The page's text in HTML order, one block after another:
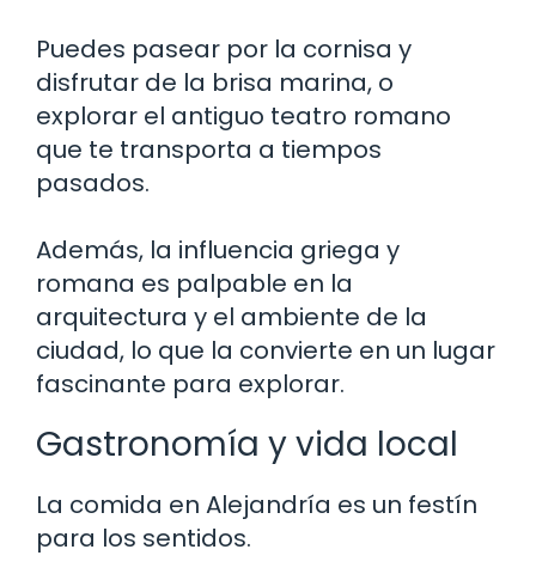
Puedes pasear por la cornisa y
disfrutar de la brisa marina, o
explorar el antiguo teatro romano
que te transporta a tiempos
pasados.
Además, la influencia griega y
romana es palpable en la
arquitectura y el ambiente de la
ciudad, lo que la convierte en un lugar
fascinante para explorar.
Gastronomía y vida local
La comida en Alejandría es un festín
para los sentidos.